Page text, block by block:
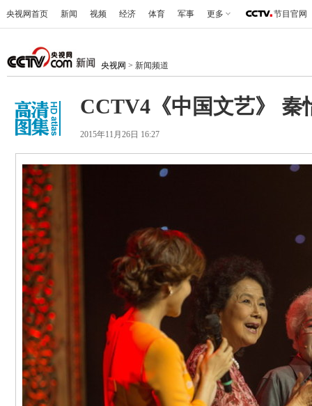
央视网首页 新闻 视频 经济 体育 军事 更多 节目官网
央视网 > 新闻频道
CCTV4《中国文艺》 秦
2015年11月26日 16:27